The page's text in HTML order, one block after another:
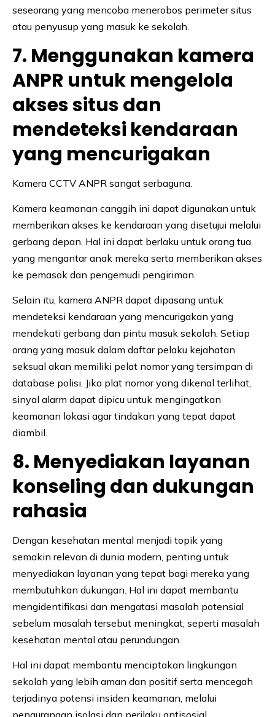
seseorang yang mencoba menerobos perimeter situs
atau penyusup yang masuk ke sekolah.
7. Menggunakan kamera
ANPR untuk mengelola
akses situs dan
mendeteksi kendaraan
yang mencurigakan
Kamera CCTV ANPR sangat serbaguna.
Kamera keamanan canggih ini dapat digunakan untuk
memberikan akses ke kendaraan yang disetujui melalui
gerbang depan. Hal ini dapat berlaku untuk orang tua
yang mengantar anak mereka serta memberikan akses
ke pemasok dan pengemudi pengiriman.
Selain itu, kamera ANPR dapat dipasang untuk
mendeteksi kendaraan yang mencurigakan yang
mendekati gerbang dan pintu masuk sekolah. Setiap
orang yang masuk dalam daftar pelaku kejahatan
seksual akan memiliki pelat nomor yang tersimpan di
database polisi. Jika plat nomor yang dikenal terlihat,
sinyal alarm dapat dipicu untuk mengingatkan
keamanan lokasi agar tindakan yang tepat dapat
diambil.
8. Menyediakan layanan
konseling dan dukungan
rahasia
Dengan kesehatan mental menjadi topik yang
semakin relevan di dunia modern, penting untuk
menyediakan layanan yang tepat bagi mereka yang
membutuhkan dukungan. Hal ini dapat membantu
mengidentifikasi dan mengatasi masalah potensial
sebelum masalah tersebut meningkat, seperti masalah
kesehatan mental atau perundungan.
Hal ini dapat membantu menciptakan lingkungan
sekolah yang lebih aman dan positif serta mencegah
terjadinya potensi insiden keamanan, melalui
pengurangan isolasi dan perilaku antisosial.